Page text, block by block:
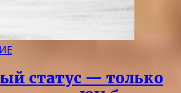
статус — только